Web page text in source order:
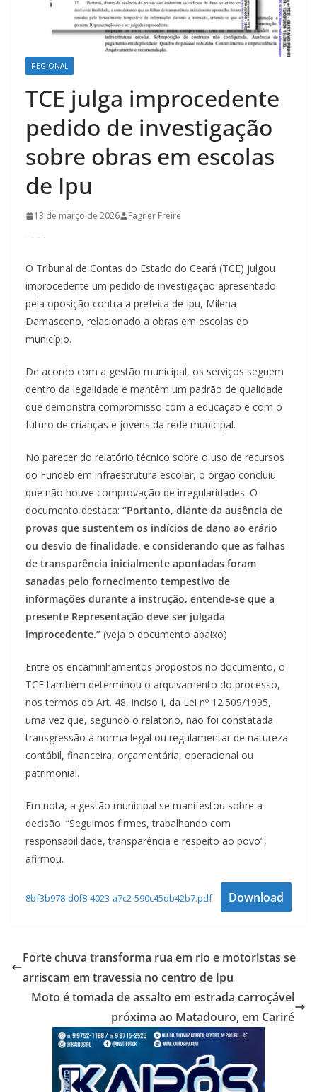
REGIONAL
TCE julga improcedente
pedido de investigação
sobre obras em escolas
de Ipu
13 de março de 2026 Fagner Freire
O Tribunal de Contas do Estado do Ceará (TCE) julgou
improcedente um pedido de investigação apresentado
pela oposição contra a prefeita de Ipu, Milena
Damasceno, relacionado a obras em escolas do
município.
De acordo com a gestão municipal, os serviços seguem
dentro da legalidade e mantêm um padrão de qualidade
que demonstra compromisso com a educação e com o
futuro de crianças e jovens da rede municipal.
No parecer do relatório técnico sobre o uso de recursos
do Fundeb em infraestrutura escolar, o órgão concluiu
que não houve comprovação de irregularidades. O
documento destaca: “Portanto, diante da ausência de
provas que sustentem os indícios de dano ao erário
ou desvio de finalidade, e considerando que as falhas
de transparência inicialmente apontadas foram
sanadas pelo fornecimento tempestivo de
informações durante a instrução, entende-se que a
presente Representação deve ser julgada
improcedente.” (veja o documento abaixo)
Entre os encaminhamentos propostos no documento, o
TCE também determinou o arquivamento do processo,
nos termos do Art. 48, inciso I, da Lei nº 12.509/1995,
uma vez que, segundo o relatório, não foi constatada
transgressão à norma legal ou regulamentar de natureza
contábil, financeira, orçamentária, operacional ou
patrimonial.
Em nota, a gestão municipal se manifestou sobre a
decisão. “Seguimos firmes, trabalhando com
responsabilidade, transparência e respeito ao povo”,
afirmou.
8bf3b978-d0f8-4023-a7c2-590c45db42b7.pdf Download
Forte chuva transforma rua em rio e motoristas se
arriscam em travessia no centro de Ipu
Moto é tomada de assalto em estrada carroçável
próxima ao Matadouro, em Cariré